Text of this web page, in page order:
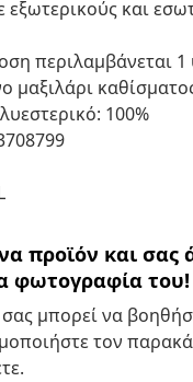
εξωτερικούς και
περιλαμβάνεται
μαξιλάρι
100%
προϊόν και σας
φωτογραφία του!
μπορεί να
τον